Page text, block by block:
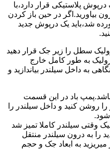
پلاستیکی قرار دارد،با
بیاورید.اگر در حین باز کردن
شد،باید یک درپوش جدید
سطل را زیر جک قرار دهید
به طور کامل خارج
به داخل سیلندر بیاندازید و
باد در این قسمت
روشن کنید و داخل سیلندر را
شود.
وقتی سیلندر کاملا تمیز شد
را به درون سیلندر منتقل
به ابعاد جک و حجم